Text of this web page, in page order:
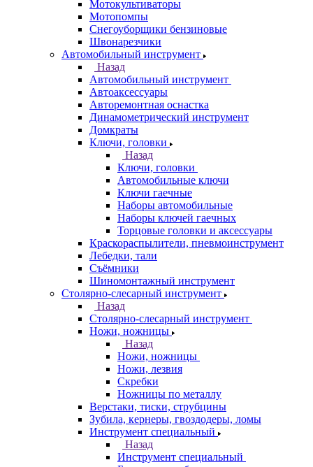
Мотокультиваторы
Мотопомпы
Снегоуборщики бензиновые
Швонарезчики
Автомобильный инструмент
Назад
Автомобильный инструмент
Автоаксессуары
Авторемонтная оснастка
Динамометрический инструмент
Домкраты
Ключи, головки
Назад
Ключи, головки
Автомобильные ключи
Ключи гаечные
Наборы автомобильные
Наборы ключей гаечных
Торцовые головки и аксессуары
Краскораспылители, пневмоинструмент
Лебедки, тали
Съёмники
Шиномонтажный инструмент
Столярно-слесарный инструмент
Назад
Столярно-слесарный инструмент
Ножи, ножницы
Назад
Ножи, ножницы
Ножи, лезвия
Скребки
Ножницы по металлу
Верстаки, тиски, струбцины
Зубила, кернеры, гвоздодеры, ломы
Инструмент специальный
Назад
Инструмент специальный